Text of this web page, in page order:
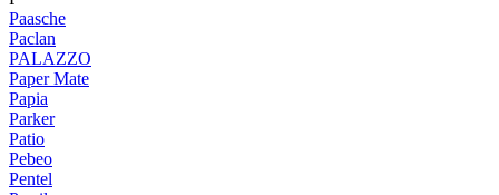
Paasche
Paclan
PALAZZO
Paper Mate
Papia
Parker
Patio
Pebeo
Pentel